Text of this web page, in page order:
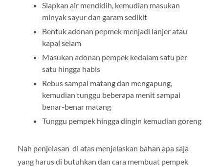
Siapkan air mendidih, kemudian masukan
minyak sayur dan garam sedikit
Bentuk adonan pepmek menjadi lanjer atau
kapal selam
Masukan adonan pempek kedalam satu per
satu hingga habis
Rebus sampai matang dan mengapung,
kemudian tunggu beberapa menit sampai
benar-benar matang
Tunggu pempek hingga dingin kemudian goreng
Nah penjelasan di atas menjelaskan bahan apa saja
yang harus di butuhkan dan cara membuat pempek